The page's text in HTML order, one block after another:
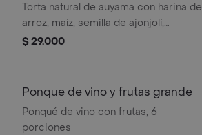
Torta natural de auyama con harina de
arroz, maíz, semilla de ajonjolí,
endulzada con stevia, grande.
$ 29.000
Ponque de vino y frutas grande
Ponqué de vino con frutas, 6
porciones